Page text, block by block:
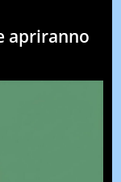
apriranno